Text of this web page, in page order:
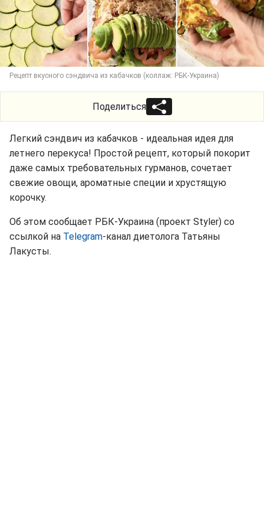
Рецепт вкусного сэндвича из кабачков (коллаж: РБК-Украина)
Поделиться
Легкий сэндвич из кабачков - идеальная идея для
летнего перекуса! Простой рецепт, который покорит
даже самых требовательных гурманов, сочетает
свежие овощи, ароматные специи и хрустящую
корочку.
Об этом сообщает РБК-Украина (проект Styler) со
ссылкой на Telegram-канал диетолога Татьяны
Лакусты.